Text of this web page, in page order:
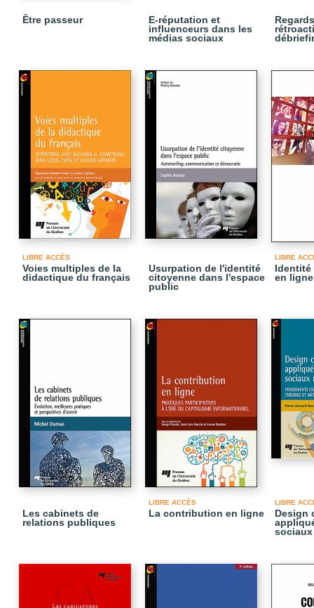
Être passeur
E-réputation et
influenceurs dans les
médias sociaux
LIBRE ACCÈS
Voies multiples de la
didactique du français
Usurpation de l'identité
citoyenne dans l'espace
public
LIBRE
en ligne
Les cabinets de
relations publiques
LIBRE ACCÈS
La contribution en ligne
LIBRE
Design